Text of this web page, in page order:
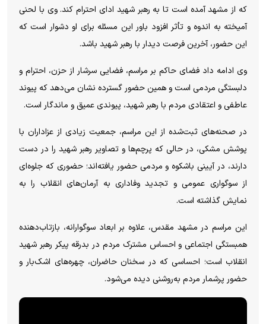
که از مشهد آمده است تا به رهبر شهید ادای احترام کند. وی با لحنی
آمیخته به اندوه و تأثر افزود باور این مسئله برای او دشوار است که
این حضور، آخرین فرصت دیدار با رهبر شهید باشد.
وی ادامه داد فضای حاکم بر مراسم، فضایی سرشار از حزن، احترام و
دلبستگی مردمی است و همین حضور گسترده نشان می‌دهد که پیوند
عاطفی و اعتقادی مردم با رهبر شهید، پیوندی عمیق و ماندگار است.
در صحنه‌های ثبت‌شده از این مراسم، جمعیت زیادی از عزاداران با
پوشش مشکی، در حالی که پرچم‌ها و تصاویر رهبر شهید را در دست
دارند، در آیینی باشکوه و مردمی حضور یافته‌اند؛ حضوری که جلوه‌ای
از سوگواری عمومی و تجدید وفاداری به آرمان‌های انقلاب را به
نمایش گذاشته است.
این مراسم در مشهد مقدس، علاوه بر ابعاد سوگوارانه، بازتاب‌دهنده
همبستگی اجتماعی و احساس مشترک مردم در بدرقه پیکر رهبر شهید
انقلاب است؛ احساسی که در سخنان حاضران، چهره‌های اشک‌بار و
حضور پرشمار مردم به‌روشنی دیده می‌شود.